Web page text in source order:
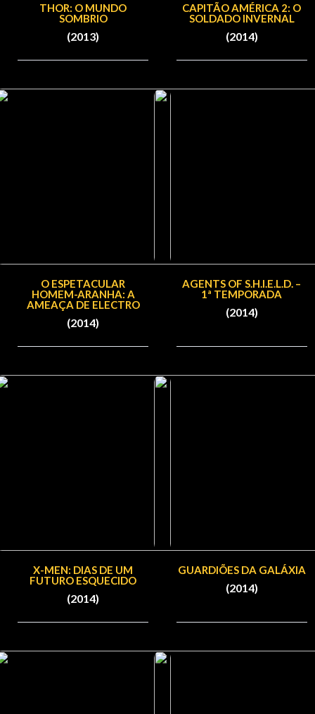
THOR: O MUNDO
SOMBRIO
(2013)
CAPITÃO AMÉRICA 2: O
SOLDADO INVERNAL
(2014)
O ESPETACULAR
HOMEM-ARANHA: A
AMEAÇA DE ELECTRO
(2014)
AGENTS OF S.H.I.E.L.D. –
1ª TEMPORADA
(2014)
X-MEN: DIAS DE UM
FUTURO ESQUECIDO
(2014)
GUARDIÕES DA GALÁXIA
(2014)